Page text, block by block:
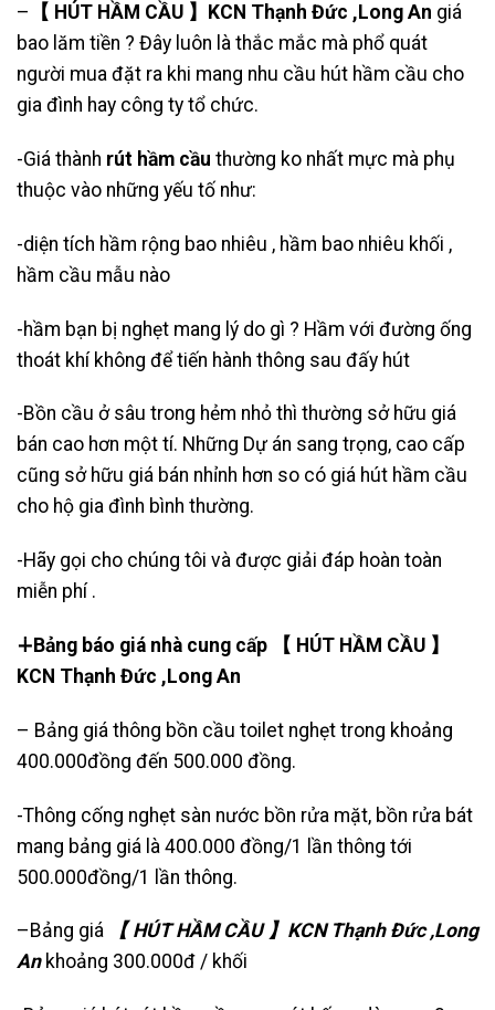
– 【 HÚT HẦM CẦU 】KCN Thạnh Đức ,Long An giá
bao lăm tiền ? Đây luôn là thắc mắc mà phổ quát
người mua đặt ra khi mang nhu cầu hút hầm cầu cho
gia đình hay công ty tổ chức.
-Giá thành rút hầm cầu thường ko nhất mực mà phụ
thuộc vào những yếu tố như:
-diện tích hầm rộng bao nhiêu , hầm bao nhiêu khối ,
hầm cầu mẫu nào
-hầm bạn bị nghẹt mang lý do gì ? Hầm với đường ống
thoát khí không để tiến hành thông sau đấy hút
-Bồn cầu ở sâu trong hẻm nhỏ thì thường sở hữu giá
bán cao hơn một tí. Những Dự án sang trọng, cao cấp
cũng sở hữu giá bán nhỉnh hơn so có giá hút hầm cầu
cho hộ gia đình bình thường.
-Hãy gọi cho chúng tôi và được giải đáp hoàn toàn
miễn phí .
∔Bảng báo giá nhà cung cấp 【 HÚT HẦM CẦU 】
KCN Thạnh Đức ,Long An
– Bảng giá thông bồn cầu toilet nghẹt trong khoảng
400.000đồng đến 500.000 đồng.
-Thông cống nghẹt sàn nước bồn rửa mặt, bồn rửa bát
mang bảng giá là 400.000 đồng/1 lần thông tới
500.000đồng/1 lần thông.
–Bảng giá 【 HÚT HẦM CẦU 】KCN Thạnh Đức ,Long
An khoảng 300.000đ / khối